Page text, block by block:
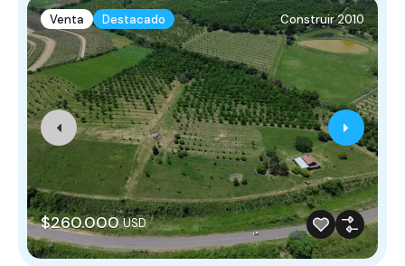
Venta Destacado Construir 2010
$260.000 USD